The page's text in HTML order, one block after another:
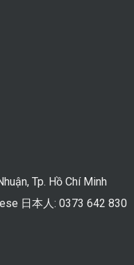
Tp. Hồ Chí Minh
日本人: 0373 642 830